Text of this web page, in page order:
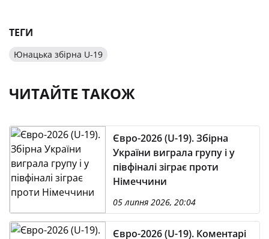
ТЕГИ
Юнацька збірна U-19
ЧИТАЙТЕ ТАКОЖ
Євро-2026 (U-19). Збірна
України виграла групу і у
півфіналі зіграє проти
Німеччини
05 липня 2026, 20:04
Євро-2026 (U-19). Коментарі